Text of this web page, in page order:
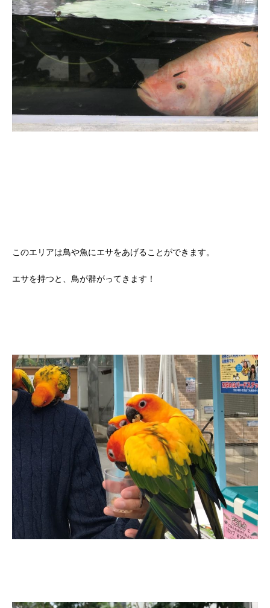
このエリアは鳥や魚にエサをあげることができます。
エサを持つと、鳥が群がってきます！